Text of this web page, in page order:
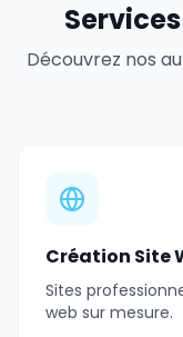
Découvrez nos
Création Site
Sites
web sur mesure.